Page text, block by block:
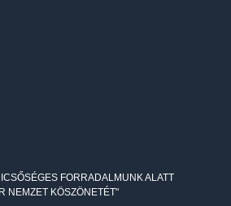
FORRADALMUNK ALATT
NEMZET KÖSZÖNETÉT"